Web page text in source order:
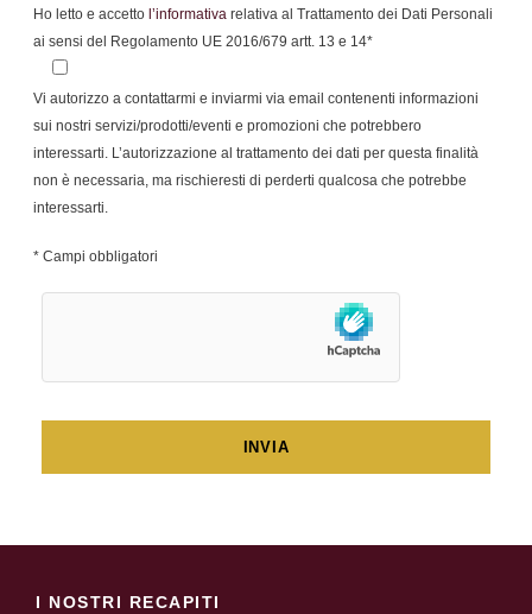
Ho letto e accetto l’informativa relativa al Trattamento dei Dati Personali
ai sensi del Regolamento UE 2016/679 artt. 13 e 14*
Vi autorizzo a contattarmi e inviarmi via email contenenti informazioni
sui nostri servizi/prodotti/eventi e promozioni che potrebbero
interessarti. L’autorizzazione al trattamento dei dati per questa finalità
non è necessaria, ma rischieresti di perderti qualcosa che potrebbe
interessarti.
* Campi obbligatori
I NOSTRI RECAPITI